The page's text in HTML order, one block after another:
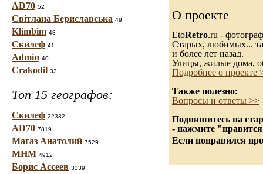
AD70 52
Світлана Бериславська 49
Klimbim 48
Скилеф 41
Admin 40
Crakodil 33
Топ 15 географов:
Скилеф 22332
AD70 7819
Магаз Анатолий 7529
МНМ 4912
Борис Ассеев 3339
О проекте
EtoRetro.ru -
Старых, любимых...
и более лет назад.
Улицы, жилые дома,
Подробнее о проекте
Также полезно:
Вопросы и ответы >>
Подпишитесь на
- нажмите
Если понравился